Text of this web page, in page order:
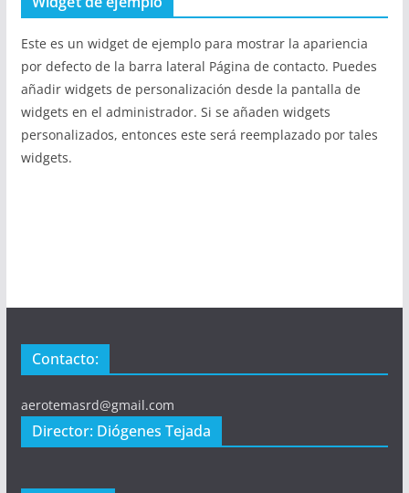
Este es un widget de ejemplo para mostrar la apariencia
por defecto de la barra lateral Página de contacto. Puedes
añadir widgets de personalización desde la pantalla de
widgets en el administrador. Si se añaden widgets
personalizados, entonces este será reemplazado por tales
widgets.
Contacto:
aerotemasrd@gmail.com
Director: Diógenes Tejada